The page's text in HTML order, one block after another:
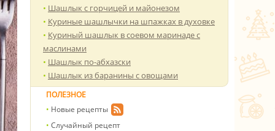
Шашлык с горчицей и майонезом
Куриные шашлычки на шпажках в духовке
Куриный шашлык в соевом маринаде с
маслинами
Шашлык по-абхазски
Шашлык из баранины с овощами
ПОЛЕЗНОЕ
Новые рецепты
Случайный рецепт